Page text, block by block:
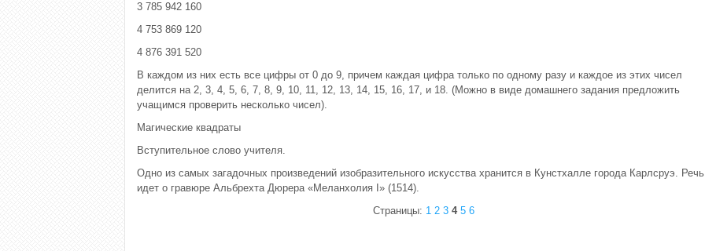
3 785 942 160
4 753 869 120
4 876 391 520
В каждом из них есть все цифры от 0 до 9, причем каждая цифра только по одному разу и каждое из этих чисел
делится на 2, 3, 4, 5, 6, 7, 8, 9, 10, 11, 12, 13, 14, 15, 16, 17, и 18. (Можно в виде домашнего задания предложить
учащимся проверить несколько чисел).
Магические квадраты
Вступительное слово учителя.
Одно из самых загадочных произведений изобразительного искусства хранится в Кунстхалле города Карлсруэ. Речь
идет о гравюре Альбрехта Дюрера «Меланхолия I» (1514).
Страницы: 1 2 3 4 5 6